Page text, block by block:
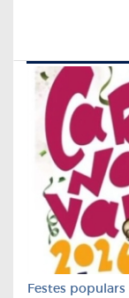
Festes populars